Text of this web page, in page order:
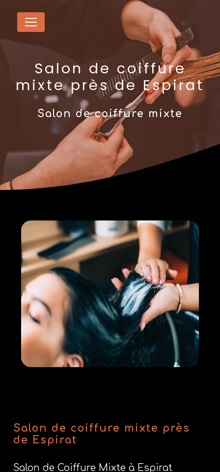
Salon de coiffure
mixte près de Espirat
Salon de coiffure mixte
Salon de coiffure mixte près
de Espirat
Salon de Coiffure Mixte à Espirat